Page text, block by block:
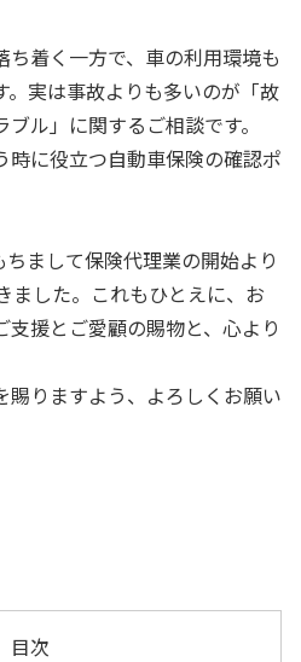
ち着く一方で、車の利用環境も
実は事故よりも多いのが「故
ル」に関するご相談です。
時に役立つ自動車保険の確認ポ
まして保険代理業の開始より
ました。これもひとえに、お
援とご愛顧の賜物と、心より
りますよう、よろしくお願い
目次